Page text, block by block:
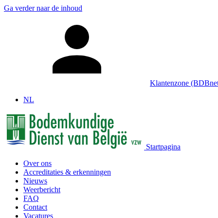
Ga verder naar de inhoud
Klantenzone
NL
Startpagina
Over ons
Accreditaties & erkenningen
Nieuws
Weerbericht
FAQ
Contact
Vacatures